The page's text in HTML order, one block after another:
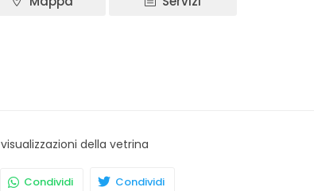
visualizzazioni della vetrina
Condividi Condividi